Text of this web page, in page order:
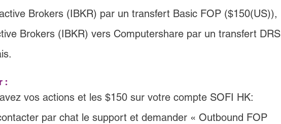
Brokers (IBKR) par un transfert Basic FOP ($150(US)),
Brokers (IBKR) vers Computershare par un transfert DRS
:
vos actions et les $150 sur votre compte SOFI HK:
par chat le support et demander « Outbound FOP